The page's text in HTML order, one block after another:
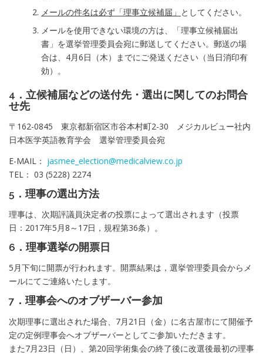
メールの件名は必ず「理事立候補届」 としてください。
メールを使用できない環境の方は、「理事立候補届出
書」を選挙管理委員会宛に郵送してください。郵送の場
合は、4月6日（木）までにご発送ください（当日消印有
効）。
4．立候補届などの送付先・選出に関してのお問合
せ先
〒162-0845 東京都新宿区市谷本村町2-30 メジカルビュー社内
日本医学英語教育学会 選挙管理委員会宛
E-MAIL： jasmee_election@medicalview.co.jp
TEL： 03 (5228) 2274
5．理事の選出方法
理事は、次期評議員決定者の投票によって選出されます（投票
日：2017年5月8～17日，規程第36条）。
6．理事選挙の開票日
5月下旬に開票が行われます。開票結果は，選挙管理委員会からメ
ールにてご連絡いたします。
7．理事会へのオブザーバー参加
次期理事に選出された場合、7月21日（金）に名古屋市にて開催予
定の定例理事会へオブザーバーとしてご参加いただきます。
また7月23日（日）、第20回学術集会の終了後に改選後最初の理事